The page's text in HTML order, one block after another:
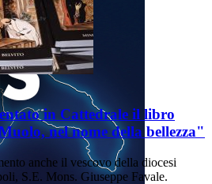
in Cattedrale il libro
nel nome della bellezza"
anche il vescovo della diocesi
S.E. Mons. Giuseppe Favale.